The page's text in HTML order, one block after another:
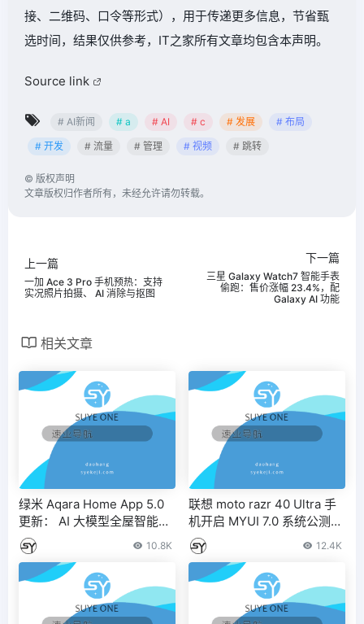
接、二维码、口令等形式），用于传递更多信息，节省甄
选时间，结果仅供参考，IT之家所有文章均包含本声明。
Source link
# AI新闻 # a # AI # c # 发展
# 布局
# 开发
# 流量 # 管理 # 视频 # 跳转
© 版权声明
文章版权归作者所有，未经允许请勿转载。
上一篇
一加 Ace 3 Pro 手机预热：支持
实况照片拍摄、 AI 消除与抠图
下一篇
三星 Galaxy Watch7 智能手表
偷跑：售价涨幅 23.4%，配
Galaxy AI 功能
相关文章
绿米 Aqara Home App 5.0
更新： AI 大模型全屋智能助
理、首页展示全部设备卡片
总览
10.8K
联想 moto razr 40 Ultra 手
机开启 MYUI 7.0 系统公测：
新增 AI 百宝箱、外屏支持更
多锁屏样式
12.4K